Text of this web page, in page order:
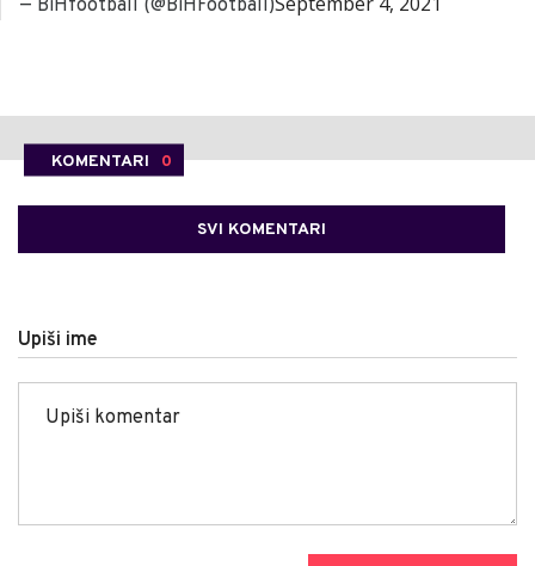
— BiHfootball (@BiHFootball)
KOMENTARI 0
SVI KOMENTARI
Upiši ime